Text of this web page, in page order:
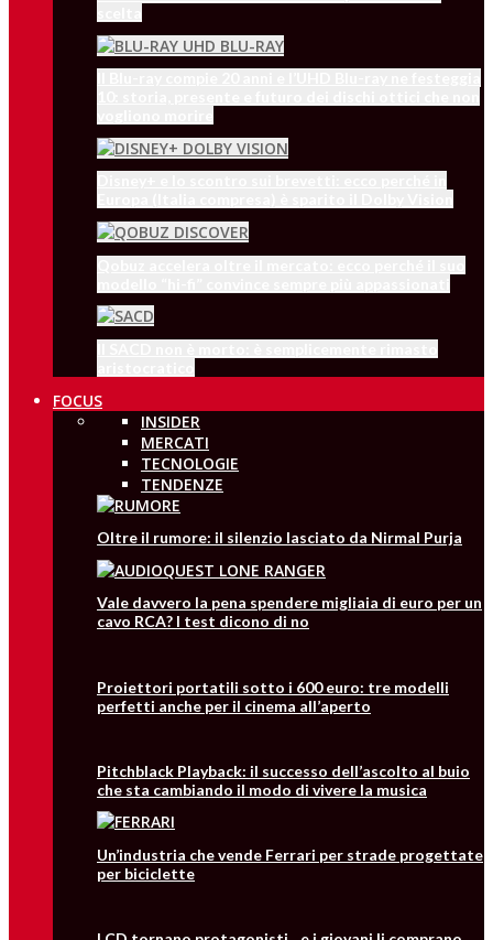
FOCUS
INSIDER
MERCATI
TECNOLOGIE
TENDENZE
Oltre il rumore: il silenzio lasciato da Nirmal Purja
Vale davvero la pena spendere migliaia di euro per un
cavo RCA? I test dicono di no
Proiettori portatili sotto i 600 euro: tre modelli
perfetti anche per il cinema all’aperto
Pitchblack Playback: il successo dell’ascolto al buio
che sta cambiando il modo di vivere la musica
Un’industria che vende Ferrari per strade progettate
per biciclette